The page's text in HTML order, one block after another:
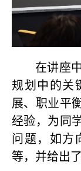
在讲座
规划中的关
展、职业平
经验，为同
问题，如方
等，并给出